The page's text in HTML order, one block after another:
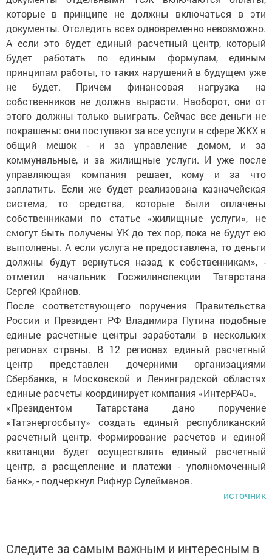
которые в принципе не должны включаться в эти
документы. Отследить всех одновременно невозможно.
А если это будет единый расчетный центр, который
будет работать по единым формулам, единым
принципам работы, то таких нарушений в будущем уже
не будет. Причем финансовая нагрузка на
собственников не должна вырасти. Наоборот, они от
этого должны только выиграть. Сейчас все деньги не
покрашены: они поступают за все услуги в сфере ЖКХ в
общий мешок - и за управление домом, и за
коммунальные, и за жилищные услуги. И уже после
управляющая компания решает, кому и за что
заплатить. Если же будет реализована казначейская
система, то средства, которые были оплачены
собственниками по статье «жилищные услуги», не
смогут быть получены УК до тех пор, пока не будут ею
выполнены. А если услуга не предоставлена, то деньги
должны будут вернуться назад к собственникам», -
отметил начальник Госжилинспекции Татарстана
Сергей Крайнов.
После соответствующего поручения Правительства
России и Президент РФ Владимира Путина подобные
единые расчетные центры заработали в нескольких
регионах страны. В 12 регионах единый расчетный
центр представлен дочерними организациями
Сбербанка, в Московской и Ленинградской областях
единые расчеты координирует компания «ИнтерРАО».
«Президентом Татарстана дано поручение
«Татэнергосбыту» создать единый республиканский
расчетный центр. Формирование расчетов и единой
квитанции будет осуществлять единый расчетный
центр, а расщепление и платежи - уполномоченный
банк», - подчеркнул Рифнур Сулейманов.
источник
Следите за самым важным и интересным в